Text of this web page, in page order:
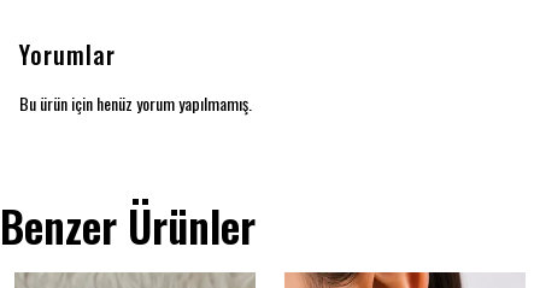
Yorumlar
Bu ürün için henüz yorum yapılmamış.
Benzer Ürünler